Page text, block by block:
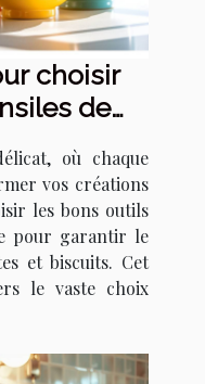
choisir
de
où chaque
vos créations
les bons outils
pour garantir le
et biscuits. Cet
le vaste choix